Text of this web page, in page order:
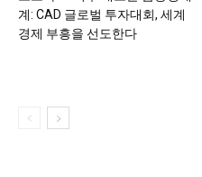
계: CAD 글로벌 투자대회, 세계
경제 부흥을 선도한다